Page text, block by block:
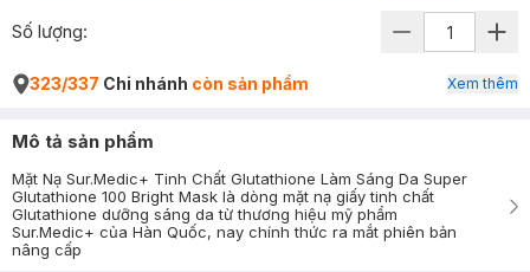
Số lượng:
323/337 Chi nhánh còn sản phẩm Xem thêm
Mô tả sản phẩm
Mặt Nạ Sur.Medic+ Tinh Chất Glutathione Làm Sáng Da Super
Glutathione 100 Bright Mask là dòng mặt nạ giấy tinh chất
Glutathione dưỡng sáng da từ thương hiệu mỹ phẩm
Sur.Medic+ của Hàn Quốc, nay chính thức ra mắt phiên bản
nâng cấp